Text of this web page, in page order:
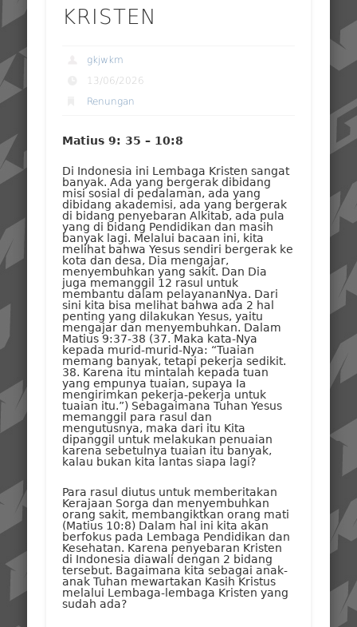
KRISTEN
gkjwkm
13/06/2026
Renungan
Matius 9: 35 – 10:8
Di Indonesia ini Lembaga Kristen sangat
banyak. Ada yang bergerak dibidang
misi sosial di pedalaman, ada yang
dibidang akademisi, ada yang bergerak
di bidang penyebaran Alkitab, ada pula
yang di bidang Pendidikan dan masih
banyak lagi. Melalui bacaan ini, kita
melihat bahwa Yesus sendiri bergerak ke
kota dan desa, Dia mengajar,
menyembuhkan yang sakit. Dan Dia
juga memanggil 12 rasul untuk
membantu dalam pelayananNya. Dari
sini kita bisa melihat bahwa ada 2 hal
penting yang dilakukan Yesus, yaitu
mengajar dan menyembuhkan. Dalam
Matius 9:37-38 (37. Maka kata-Nya
kepada murid-murid-Nya: “Tuaian
memang banyak, tetapi pekerja sedikit.
38. Karena itu mintalah kepada tuan
yang empunya tuaian, supaya Ia
mengirimkan pekerja-pekerja untuk
tuaian itu.”) Sebagaimana Tuhan Yesus
memanggil para rasul dan
mengutusnya, maka dari itu Kita
dipanggil untuk melakukan penuaian
karena sebetulnya tuaian itu banyak,
kalau bukan kita lantas siapa lagi?
Para rasul diutus untuk memberitakan
Kerajaan Sorga dan menyembuhkan
orang sakit, membangiktkan orang mati
(Matius 10:8) Dalam hal ini kita akan
berfokus pada Lembaga Pendidikan dan
Kesehatan. Karena penyebaran Kristen
di Indonesia diawali dengan 2 bidang
tersebut. Bagaimana kita sebagai anak-
anak Tuhan mewartakan Kasih Kristus
melalui Lembaga-lembaga Kristen yang
sudah ada?